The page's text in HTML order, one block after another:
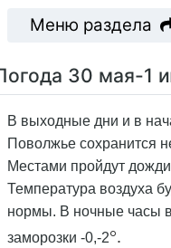
Меню раздела
30 мая-1
В выходные дни и в
Поволжье сохранится
Местами пройдут
Температура воздуха
нормы. В ночные часы
заморозки -0,-2°.